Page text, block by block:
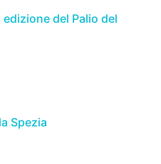
del Palio del
Spezia